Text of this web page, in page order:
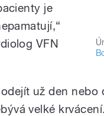
je
VFN
už den nebo
velké krvácení.